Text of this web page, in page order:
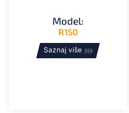
Model:
R150
Saznaj više